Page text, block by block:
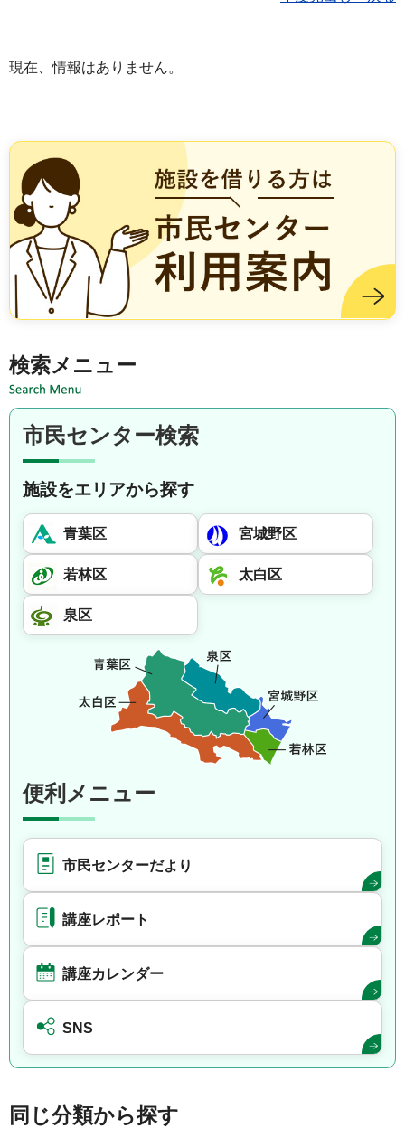
現在、情報はありません。
検索メニュー
市民センター検索
施設をエリアから探す
青葉区 宮城野区
若林区 太白区
泉区
便利メニュー
市民センターだより
講座レポート
講座カレンダー
SNS
同じ分類から探す